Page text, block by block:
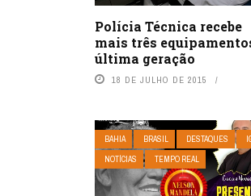
Polícia Técnica recebe
mais três
última geração
18 DE JULHO DE 2015
BAHIA BRASIL DESTAQUES
NOTÍCIAS
TEMPO REAL